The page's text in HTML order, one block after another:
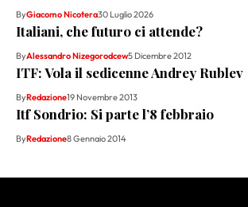
ByGiacomo Nicotera30 Luglio 2026
Italiani, che futuro ci attende?
ByAlessandro Nizegorodcew5 Dicembre 2012
ITF: Vola il sedicenne Andrey Rublev
ByRedazione19 Novembre 2013
Itf Sondrio: Si parte l’8 febbraio
ByRedazione8 Gennaio 2014